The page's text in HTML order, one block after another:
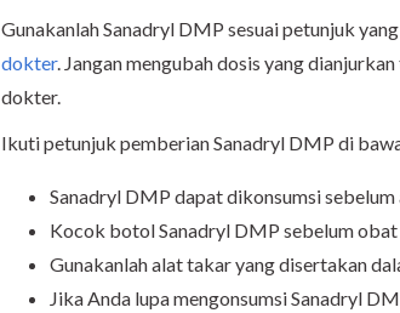
Gunakanlah Sanadryl DMP sesuai petunjuk
dokter. Jangan mengubah dosis yang
dokter.
Ikuti petunjuk pemberian Sanadryl DMP di
Sanadryl DMP dapat dikonsumsi sebelum
Kocok botol Sanadryl DMP sebelum obat
Gunakanlah alat takar yang disertakan
Jika Anda lupa mengonsumsi Sanadryl